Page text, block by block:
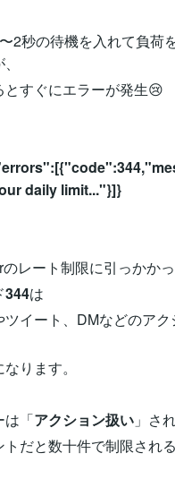
2秒の待機を入れて負荷
とすぐにエラーが発生😢
daily limit..."}]}
レート制限に引っかかっ
344は
ツイート、DMなどのア
ります。
は「アクション扱い 」さ
トだと数十件で制限され